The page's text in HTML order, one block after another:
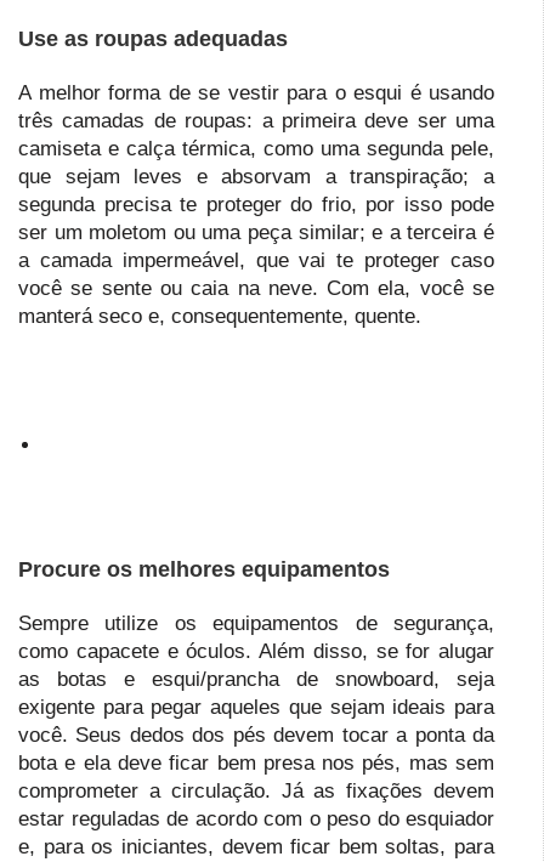
Use as roupas adequadas
A melhor forma de se vestir para o esqui é usando
três camadas de roupas: a primeira deve ser uma
camiseta e calça térmica, como uma segunda pele,
que sejam leves e absorvam a transpiração; a
segunda precisa te proteger do frio, por isso pode
ser um moletom ou uma peça similar; e a terceira é
a camada impermeável, que vai te proteger caso
você se sente ou caia na neve. Com ela, você se
manterá seco e, consequentemente, quente.
Procure os melhores equipamentos
Sempre utilize os equipamentos de segurança,
como capacete e óculos. Além disso, se for alugar
as botas e esqui/prancha de snowboard, seja
exigente para pegar aqueles que sejam ideais para
você. Seus dedos dos pés devem tocar a ponta da
bota e ela deve ficar bem presa nos pés, mas sem
comprometer a circulação. Já as fixações devem
estar reguladas de acordo com o peso do esquiador
e, para os iniciantes, devem ficar bem soltas, para